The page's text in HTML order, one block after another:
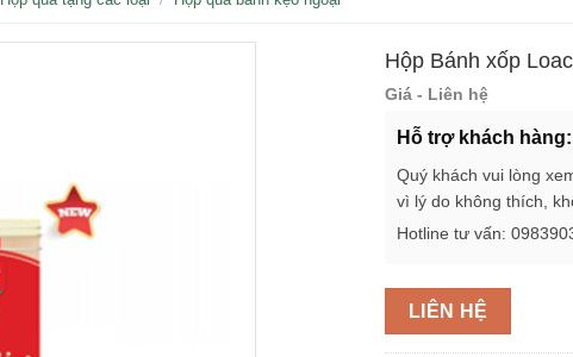
Hộp Bánh xốp
Giá - Liên hệ
Hỗ trợ khách hàng:
Quý khách vui lòng
vì lý do không thích,
Hotline tư vấn:
LIÊN HỆ